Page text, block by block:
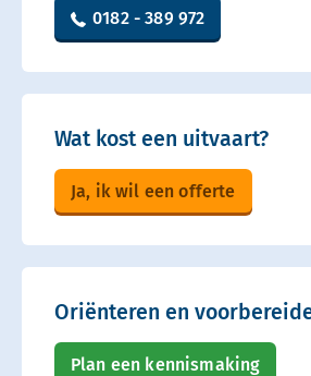
0182 - 389 972
Wat kost een uitvaart?
Ja, ik wil een offerte
Oriënteren en
Plan een kennismaking